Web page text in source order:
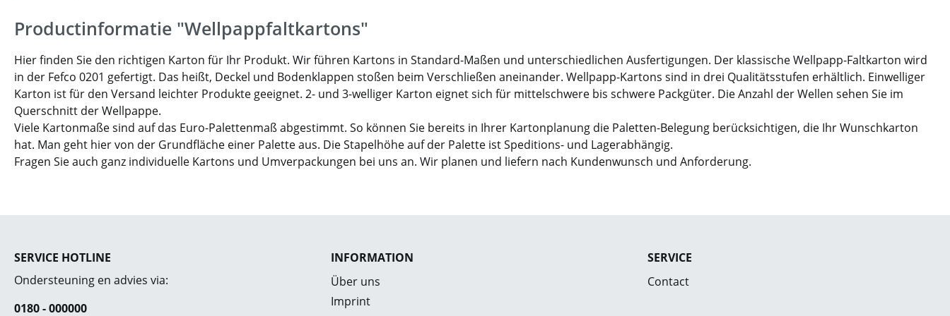
Productinformatie "Wellpappfaltkartons"
Hier finden Sie den richtigen Karton für Ihr Produkt. Wir führen Kartons in Standard-Maßen und unterschiedlichen Ausfertigungen. Der klassische Wellpapp-Faltkarton wird
in der Fefco 0201 gefertigt. Das heißt, Deckel und Bodenklappen stoßen beim Verschließen aneinander. Wellpapp-Kartons sind in drei Qualitätsstufen erhältlich. Einwelliger
Karton ist für den Versand leichter Produkte geeignet. 2- und 3-welliger Karton eignet sich für mittelschwere bis schwere Packgüter. Die Anzahl der Wellen sehen Sie im
Querschnitt der Wellpappe.
Viele Kartonmaße sind auf das Euro-Palettenmaß abgestimmt. So können Sie bereits in Ihrer Kartonplanung die Paletten-Belegung berücksichtigen, die Ihr Wunschkarton
hat. Man geht hier von der Grundfläche einer Palette aus. Die Stapelhöhe auf der Palette ist Speditions- und Lagerabhängig.
Fragen Sie auch ganz individuelle Kartons und Umverpackungen bei uns an. Wir planen und liefern nach Kundenwunsch und Anforderung.
SERVICE HOTLINE
Ondersteuning en advies via:
0180 - 000000
INFORMATION
Über uns
Imprint
SERVICE
Contact